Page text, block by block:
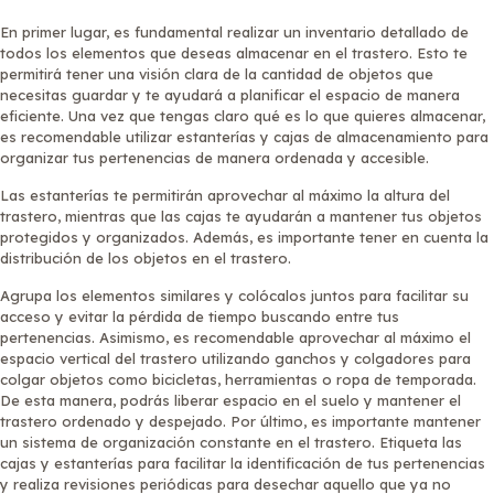
En primer lugar, es fundamental realizar un inventario detallado de
todos los elementos que deseas almacenar en el trastero. Esto te
permitirá tener una visión clara de la cantidad de objetos que
necesitas guardar y te ayudará a planificar el espacio de manera
eficiente. Una vez que tengas claro qué es lo que quieres almacenar,
es recomendable utilizar estanterías y cajas de almacenamiento para
organizar tus pertenencias de manera ordenada y accesible.
Las estanterías te permitirán aprovechar al máximo la altura del
trastero, mientras que las cajas te ayudarán a mantener tus objetos
protegidos y organizados. Además, es importante tener en cuenta la
distribución de los objetos en el trastero.
Agrupa los elementos similares y colócalos juntos para facilitar su
acceso y evitar la pérdida de tiempo buscando entre tus
pertenencias. Asimismo, es recomendable aprovechar al máximo el
espacio vertical del trastero utilizando ganchos y colgadores para
colgar objetos como bicicletas, herramientas o ropa de temporada.
De esta manera, podrás liberar espacio en el suelo y mantener el
trastero ordenado y despejado. Por último, es importante mantener
un sistema de organización constante en el trastero. Etiqueta las
cajas y estanterías para facilitar la identificación de tus pertenencias
y realiza revisiones periódicas para desechar aquello que ya no